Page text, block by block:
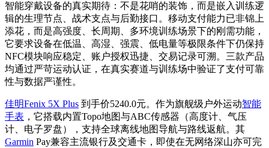
智能穿戴设备的真实期待：不是花哨的装饰，而是嵌入训练逻
辑的生理节点、战术支点与后勤接口。移动支付能力已非锦上
添花，而是高强度、长周期、多环境训练场景下的刚需功能，
它要求设备在低温、高湿、强震、低电量等极限条件下仍保持
NFC模块响应稳定、账户授权迅捷、交易记录可溯。三款产品
均通过严苛运动认证，在真实赛道与训练场中验证了支付可靠
性与数据严谨性。
佳明Fenix 5X Plus 到手价5240.0元。作为旗舰级户外运动智能
手表 ，它搭载内置Topo地图与ABC传感器（高度计、气压
计、电子罗盘），支持全球离线地图导航与路线返航。其
Garmin Pay兼容主流银行及交通卡，即使在无网络深山亦可完